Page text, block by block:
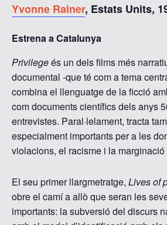
Yvonne Rainer, Estats Units,
Estrena a Catalunya
Privilegeés un dels films més
documental -que té com a tema
combina el llenguatge de la ficció
com documents científics dels anys
entrevistes. Paral·lelament, tracta
especialment importants per a les
violacions, el racisme i la marginació
El seu primer llargmetratge, Lives of
obre el camí a allò que seran les
importants: la subversió del discurs